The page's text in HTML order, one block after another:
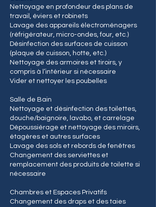
Nettoyage en profondeur des plans de
travail, éviers et robinets
Lavage des appareils électroménagers
(réfrigérateur, micro-ondes, four, etc.)
Désinfection des surfaces de cuisson
(plaque de cuisson, hotte, etc.)
Nettoyage des armoires et tiroirs, y
compris à l’intérieur si nécessaire
Vider et nettoyer les poubelles
Salle de Bain
Nettoyage et désinfection des toilettes,
douche/baignoire, lavabo, et carrelage
Dépoussiérage et nettoyage des miroirs,
étagères et autres surfaces
Lavage des sols et rebords de fenêtres
Changement des serviettes et
remplacement des produits de toilette si
nécessaire
Chambres et Espaces Privatifs
Changement des draps et des taies